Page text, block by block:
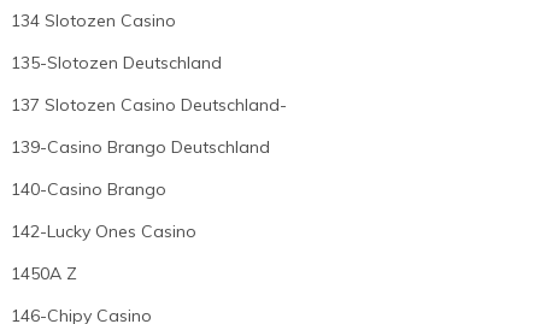
134 Slotozen Casino
135-Slotozen Deutschland
137 Slotozen Casino Deutschland-
139-Casino Brango Deutschland
140-Casino Brango
142-Lucky Ones Casino
1450A Z
146-Chipy Casino